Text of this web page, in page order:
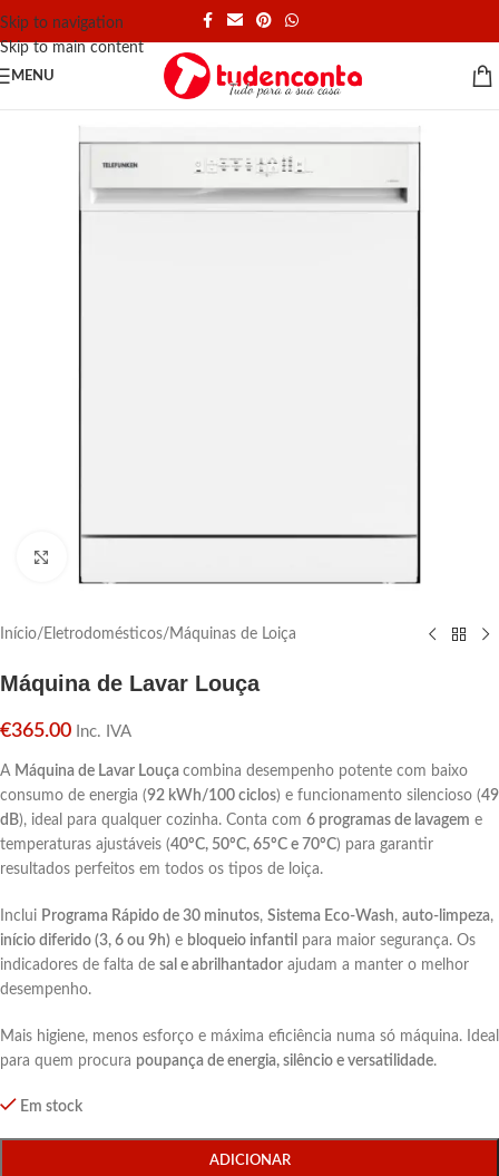
Skip to navigation
Skip to main content
MENU
Início/ Eletrodomésticos/ Máquinas de Loiça
Máquina de Lavar Louça
€365.00 Inc. IVA
A Máquina de Lavar Louça combina desempenho potente com baixo
consumo de energia (92 kWh/100 ciclos) e funcionamento silencioso (49
dB), ideal para qualquer cozinha. Conta com 6 programas de lavagem e
temperaturas ajustáveis (40ºC, 50ºC, 65ºC e 70ºC) para garantir
resultados perfeitos em todos os tipos de loiça.
Inclui Programa Rápido de 30 minutos, Sistema Eco-Wash, auto-limpeza,
início diferido (3, 6 ou 9h) e bloqueio infantil
para maior segurança. Os
indicadores de falta de sal e abrilhantador ajudam a manter o melhor
desempenho.
Mais higiene, menos esforço e máxima eficiência numa só máquina. Ideal
para quem procura poupança de energia, silêncio e versatilidade.
Em stock
ADICIONAR